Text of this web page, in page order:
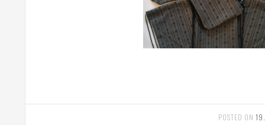
POSTED ON